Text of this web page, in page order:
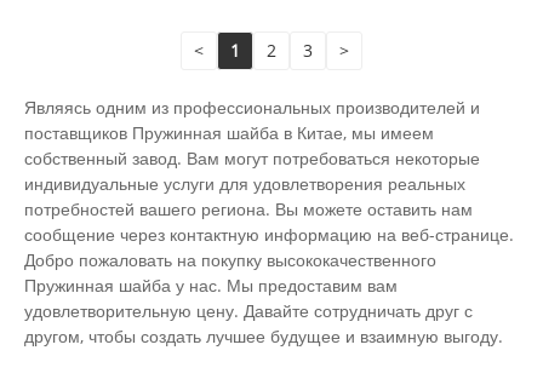
< 1 2 3 >
Являясь одним из профессиональных производителей и
поставщиков Пружинная шайба в Китае, мы имеем
собственный завод. Вам могут потребоваться некоторые
индивидуальные услуги для удовлетворения реальных
потребностей вашего региона. Вы можете оставить нам
сообщение через контактную информацию на веб-странице.
Добро пожаловать на покупку высококачественного
Пружинная шайба у нас. Мы предоставим вам
удовлетворительную цену. Давайте сотрудничать друг с
другом, чтобы создать лучшее будущее и взаимную выгоду.